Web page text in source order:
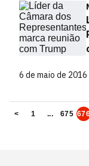
6 de maio de 2016
< 1 ... 675